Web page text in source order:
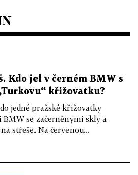
Kdo jel v černém BMW s
křižovatku?
jedné pražské křižovatky
se začerněnými skly a
střeše. Na červenou...